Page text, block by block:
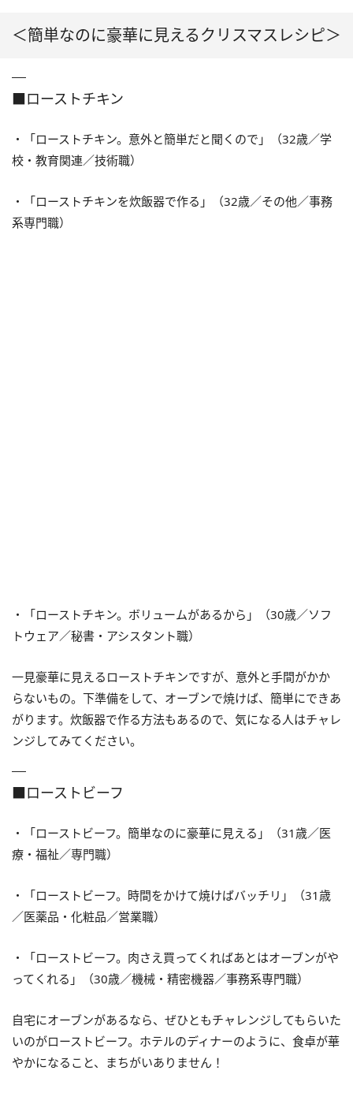
＜簡単なのに豪華に見えるクリスマスレシピ＞
■ローストチキン
・「ローストチキン。意外と簡単だと聞くので」（32歳／学
校・教育関連／技術職）
・「ローストチキンを炊飯器で作る」（32歳／その他／事務
系専門職）
・「ローストチキン。ボリュームがあるから」（30歳／ソフ
トウェア／秘書・アシスタント職）
一見豪華に見えるローストチキンですが、意外と手間がかか
らないもの。下準備をして、オーブンで焼けば、簡単にできあ
がります。炊飯器で作る方法もあるので、気になる人はチャレ
ンジしてみてください。
■ローストビーフ
・「ローストビーフ。簡単なのに豪華に見える」（31歳／医
療・福祉／専門職）
・「ローストビーフ。時間をかけて焼けばバッチリ」（31歳
／医薬品・化粧品／営業職）
・「ローストビーフ。肉さえ買ってくればあとはオーブンがや
ってくれる」（30歳／機械・精密機器／事務系専門職）
自宅にオーブンがあるなら、ぜひともチャレンジしてもらいた
いのがローストビーフ。ホテルのディナーのように、食卓が華
やかになること、まちがいありません！